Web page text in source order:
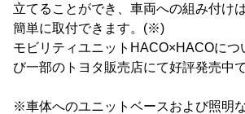
立てることができ、車両への組み付け
簡単に取付できます。(※)
モビリティユニットHACO×HACOにつ
び一部のトヨタ販売店にて好評発売中で
※車体へのユニットベースおよび照明